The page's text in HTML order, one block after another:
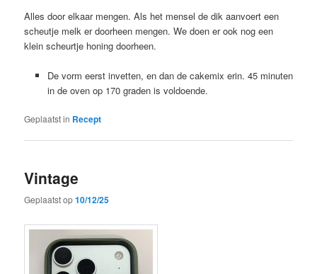
Alles door elkaar mengen. Als het mensel de dik aanvoert een
scheutje melk er doorheen mengen. We doen er ook nog een
klein scheurtje honing doorheen.
De vorm eerst invetten, en dan de cakemix erin. 45 minuten
in de oven op 170 graden is voldoende.
Geplaatst in Recept
Vintage
Geplaatst op10/12/25